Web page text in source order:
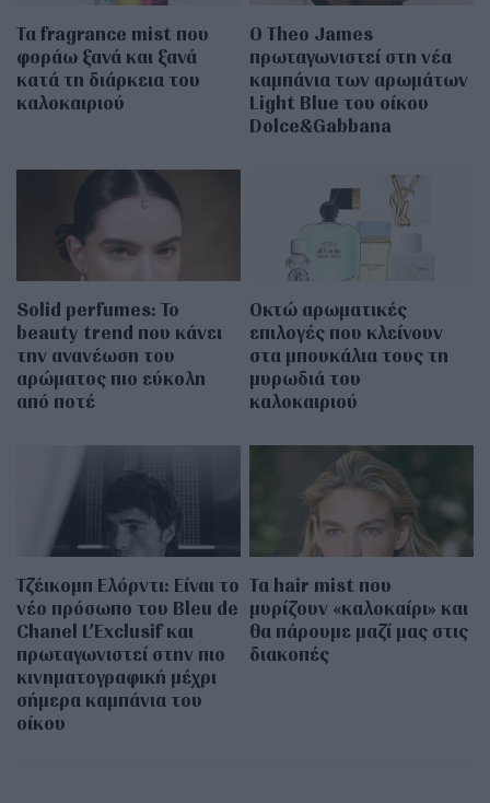
Τα fragrance mist που
φοράω ξανά και ξανά
κατά τη διάρκεια του
καλοκαιριού
Ο Theo James
πρωταγωνιστεί στη νέα
καμπάνια των αρωμάτων
Light Blue του οίκου
Dolce&Gabbana
Solid perfumes: Το
beauty trend που κάνει
την ανανέωση του
αρώματος πιο εύκολη
από ποτέ
Οκτώ αρωματικές
επιλογές που κλείνουν
στα μπουκάλια τους τη
μυρωδιά του
καλοκαιριού
Τζέικομπ Ελόρντι: Είναι το
νέο πρόσωπο του Bleu de
Chanel L’Exclusif και
πρωταγωνιστεί στην πιο
κινηματογραφική μέχρι
σήμερα καμπάνια του
οίκου
Τα hair mist που
μυρίζουν «καλοκαίρι» και
θα πάρουμε μαζί μας στις
διακοπές